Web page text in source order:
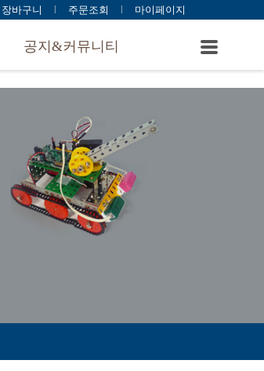
장바구니 l 주문조회 l 마이페이지
공지&커뮤니티